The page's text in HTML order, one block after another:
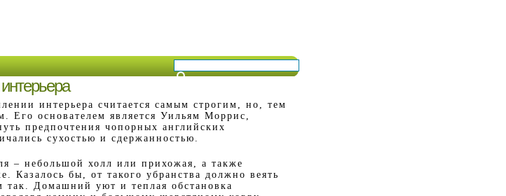
интерьера считается самым строгим, но, тем
Его основателем является Уильям Моррис,
предпочтения чопорных английских
сухостью и сдержанностью.
– небольшой холл или прихожая, а также
Казалось бы, от такого убранства должно веять
так. Домашний уют и теплая обстановка